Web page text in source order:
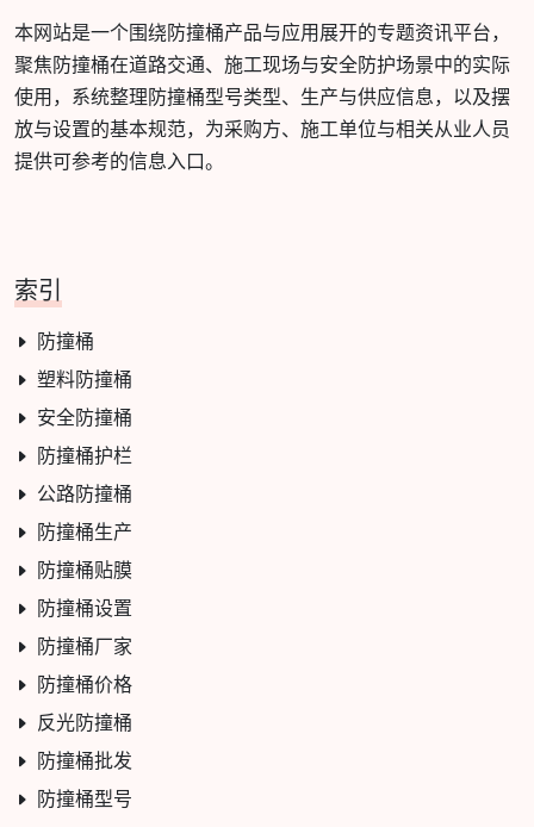
本网站是一个围绕防撞桶产品与应用展开的专题资讯平台，
聚焦防撞桶在道路交通、施工现场与安全防护场景中的实际
使用，系统整理防撞桶型号类型、生产与供应信息，以及摆
放与设置的基本规范，为采购方、施工单位与相关从业人员
提供可参考的信息入口。
索引
防撞桶
塑料防撞桶
安全防撞桶
防撞桶护栏
公路防撞桶
防撞桶生产
防撞桶贴膜
防撞桶设置
防撞桶厂家
防撞桶价格
反光防撞桶
防撞桶批发
防撞桶型号